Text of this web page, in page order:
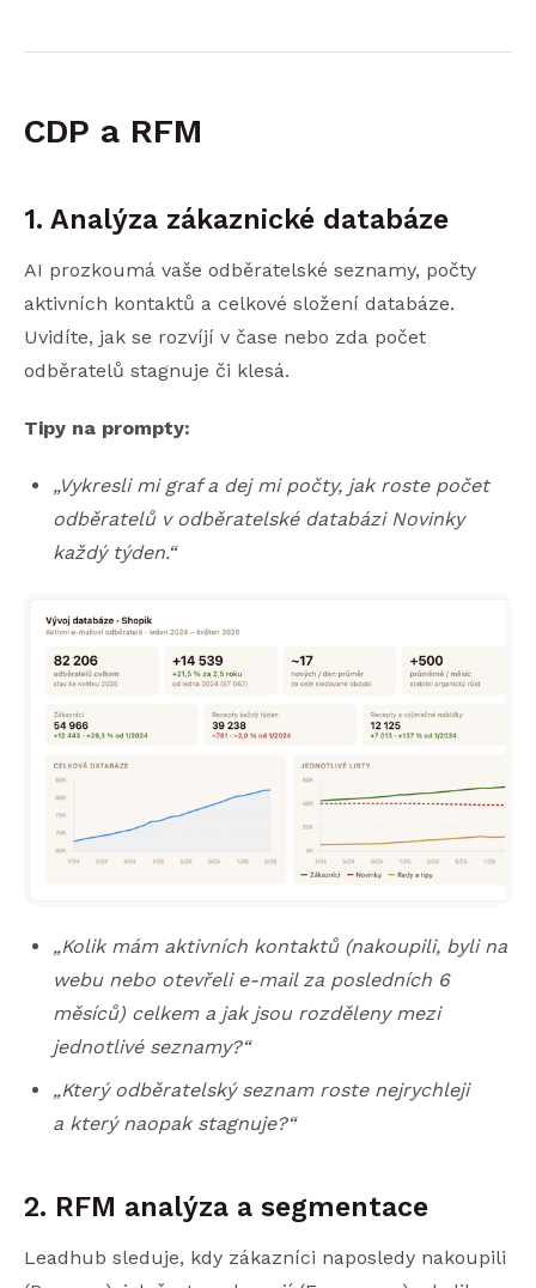
CDP a RFM
1. Analýza zákaznické databáze
AI prozkoumá vaše odběratelské seznamy, počty
aktivních kontaktů a celkové složení databáze.
Uvidíte, jak se rozvíjí v čase nebo zda počet
odběratelů stagnuje či klesá.
Tipy na prompty:
„Vykresli mi graf a dej mi počty, jak roste počet
odběratelů v odběratelské databázi Novinky
každý týden.“
„Kolik mám aktivních kontaktů (nakoupili, byli na
webu nebo otevřeli e-mail za posledních 6
měsíců) celkem a jak jsou rozděleny mezi
jednotlivé seznamy?“
„Který odběratelský seznam roste nejrychleji
a který naopak stagnuje?“
2. RFM analýza a segmentace
Leadhub sleduje, kdy zákazníci naposledy nakoupili